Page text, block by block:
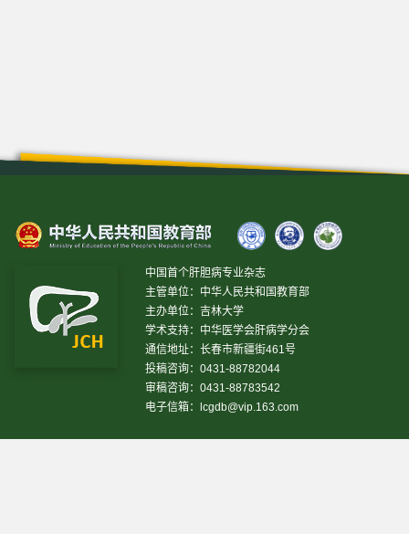
中国首个肝胆病专业杂志
主管单位：中华人民共和国教育部
主办单位：吉林大学
学术支持：中华医学会肝病学分会
通信地址：长春市新疆街461号
投稿咨询：0431-88782044
审稿咨询：0431-88783542
电子信箱：
lcgdb@vip.163.com